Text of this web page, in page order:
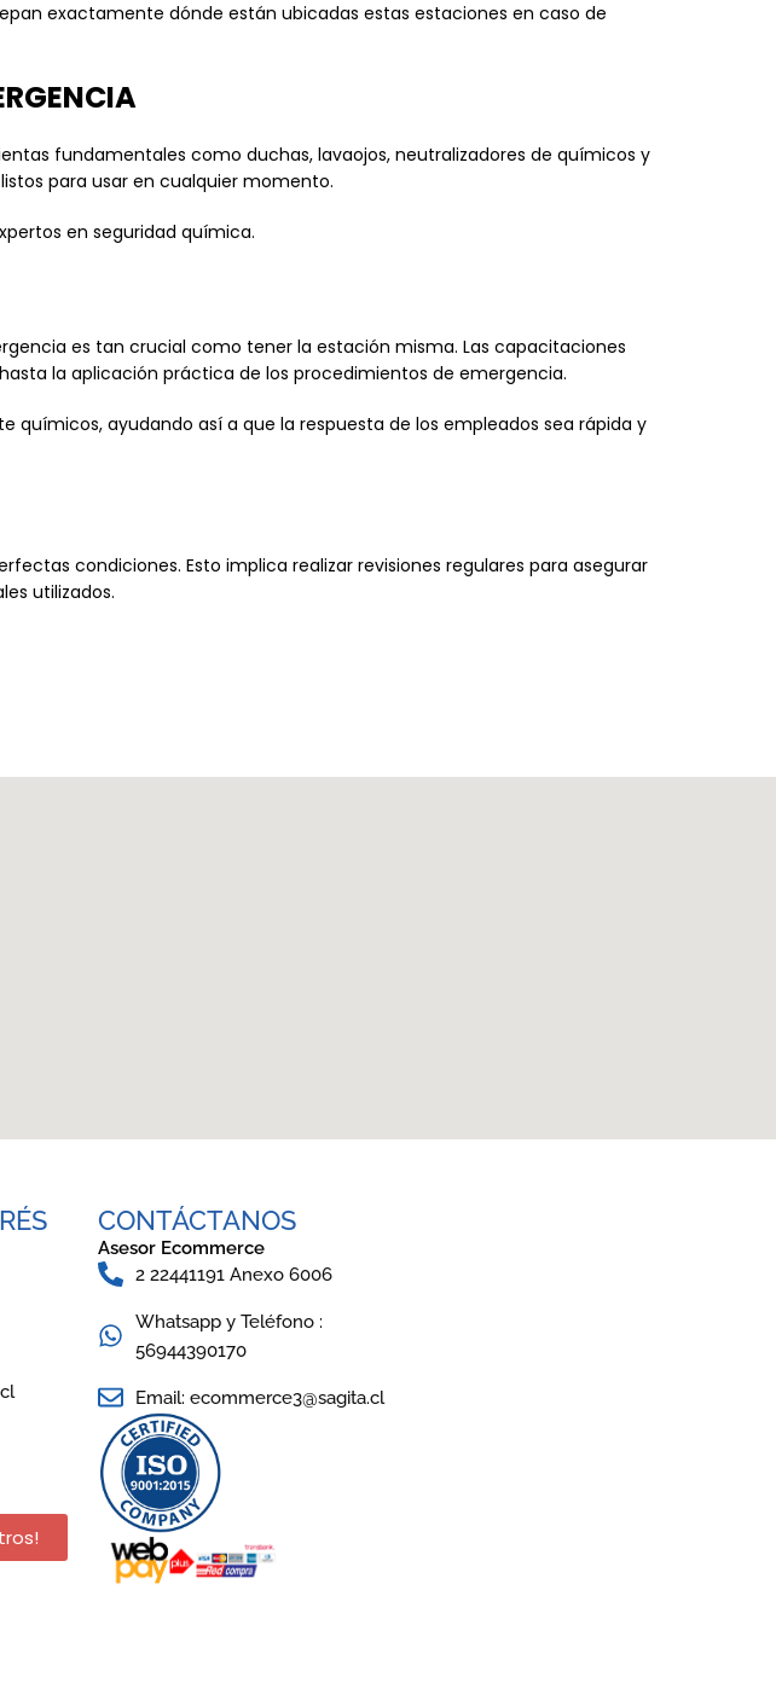
exactamente dónde están ubicadas estas estaciones en caso de
fundamentales como duchas, lavaojos, neutralizadores de químicos y
para usar en cualquier momento.
en seguridad química.
es tan crucial como tener la estación misma. Las capacitaciones
hasta la aplicación práctica de los procedimientos de emergencia.
ayudando así a que la respuesta de los empleados sea rápida y
condiciones. Esto implica realizar revisiones regulares para asegurar
utilizados.
CONTÁCTANOS
Asesor Ecommerce
2 22441191 Anexo 6006
Whatsapp y Teléfono :
56944390170
Email: ecommerce3@sagita.cl